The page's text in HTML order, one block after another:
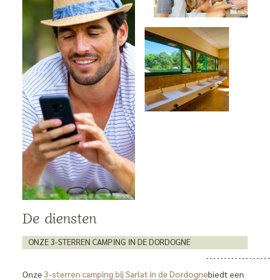
De diensten
ONZE 3-STERREN CAMPING IN DE DORDOGNE
Onze3-sterren camping bij Sarlat in de Dordognebiedt een